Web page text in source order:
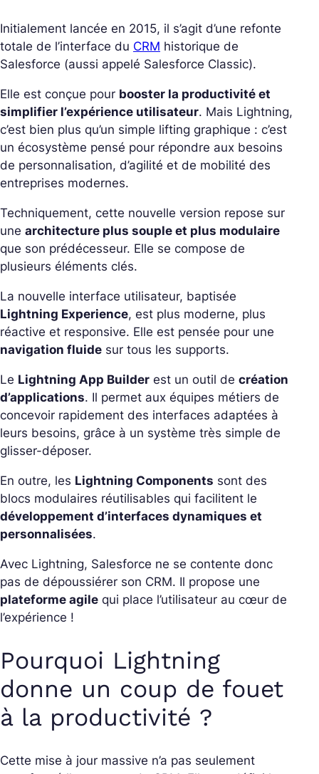
Initialement lancée en 2015, il s’agit d’une refonte
totale de l’interface du CRM historique de
Salesforce (aussi appelé Salesforce Classic).
Elle est conçue pour booster la productivité et
simplifier l’expérience utilisateur. Mais Lightning,
c’est bien plus qu’un simple lifting graphique : c’est
un écosystème pensé pour répondre aux besoins
de personnalisation, d’agilité et de mobilité des
entreprises modernes.
Techniquement, cette nouvelle version repose sur
une architecture plus souple et plus modulaire
que son prédécesseur. Elle se compose de
plusieurs éléments clés.
La nouvelle interface utilisateur, baptisée
Lightning Experience, est plus moderne, plus
réactive et responsive. Elle est pensée pour une
navigation fluide sur tous les supports.
Le Lightning App Builder est un outil de création
d’applications. Il permet aux équipes métiers de
concevoir rapidement des interfaces adaptées à
leurs besoins, grâce à un système très simple de
glisser-déposer.
En outre, les Lightning Components sont des
blocs modulaires réutilisables qui facilitent le
développement d’interfaces dynamiques et
personnalisées.
Avec Lightning, Salesforce ne se contente donc
pas de dépoussiérer son CRM. Il propose une
plateforme agile qui place l’utilisateur au cœur de
l’expérience !
Pourquoi Lightning
donne un coup de fouet
à la productivité ?
Cette mise à jour massive n’a pas seulement